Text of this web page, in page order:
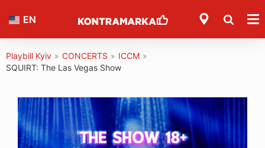
EN
Playbill Kyiv » CONCERTS » ICCM »
SQUIRT: The Las Vegas Show